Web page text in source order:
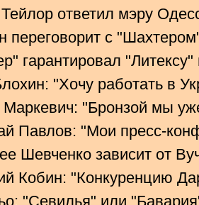
ответил мэру
переговорит с
гарантировал
"Хочу работать в
"Бронзой мы
Павлов: "Мои пресс-
Шевченко зависит от
Кобин: "Конкуренцию
"Севилья" или